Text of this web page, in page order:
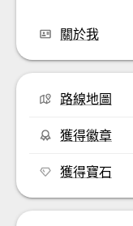
關於我
路線地圖
獲得徽章
獲得寶石